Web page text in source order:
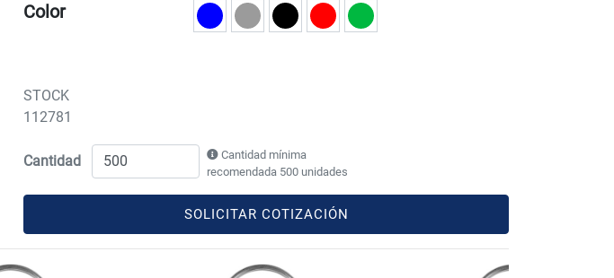
Color
STOCK
112781
Cantidad
Cantidad mínima
recomendada 500 unidades
SOLICITAR COTIZACIÓN